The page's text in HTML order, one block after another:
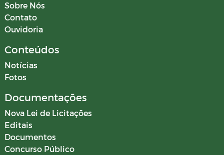
Sobre Nós
Contato
Ouvidoria
Conteúdos
Notícias
Fotos
Documentações
Nova Lei de Licitações
Editais
Documentos
Concurso Público